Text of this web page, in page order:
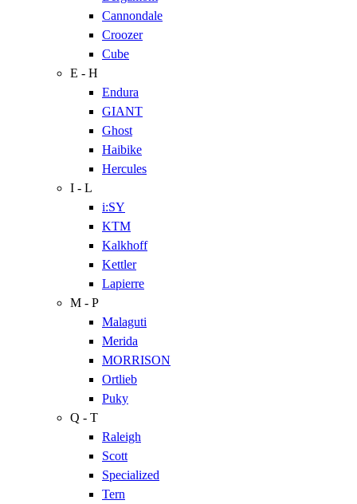
Cannondale
Croozer
Cube
E - H
Endura
GIANT
Ghost
Haibike
Hercules
I - L
i:SY
KTM
Kalkhoff
Kettler
Lapierre
M - P
Malaguti
Merida
MORRISON
Ortlieb
Puky
Q - T
Raleigh
Scott
Specialized
Tern